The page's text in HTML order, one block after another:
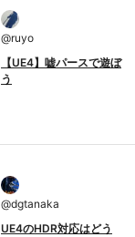
@ruyo
【UE4】嘘パースで遊ぼ
う
@dgtanaka
UE4のHDR対応はどう